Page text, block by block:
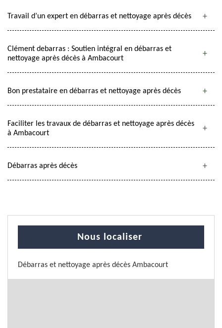
Travail d’un expert en débarras et nettoyage après décès
Clément debarras : Soutien intégral en débarras et
nettoyage après décès à Ambacourt
Bon prestataire en débarras et nettoyage après décès
Faciliter les travaux de débarras et nettoyage après décès
à Ambacourt
Débarras après décès
Nous localiser
Débarras et nettoyage après décès Ambacourt